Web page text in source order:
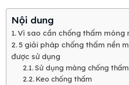
Nội dung
Vì sao cần chống thấm móng
5 giải pháp chống thấm nền
được sử dụng
Sử dụng màng chống thấm
Keo chống thấm